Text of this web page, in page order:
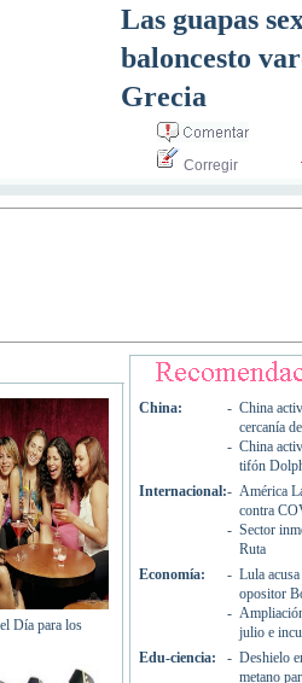
Las guapas
baloncesto
Grecia
Corregir